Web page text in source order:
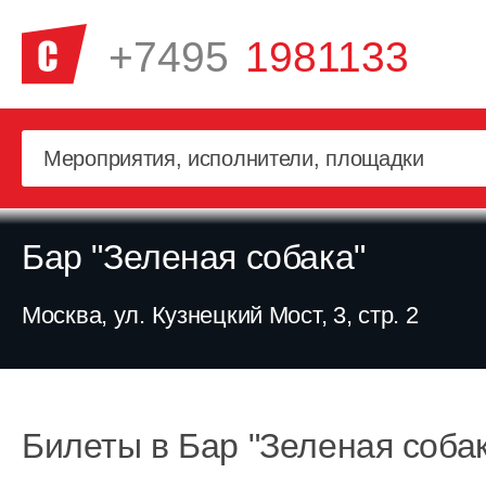
+7495 1981133
Бар "Зеленая собака"
Москва, ул. Кузнецкий Мост, 3, стр. 2
Билеты в Бар "Зеленая